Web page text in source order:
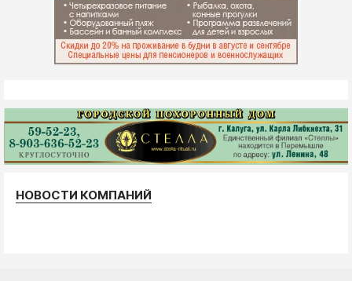
НОВОСТИ КОМПАНИЙ